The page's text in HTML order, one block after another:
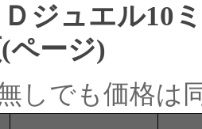
ジュエル10
ページ)
しでも価格は